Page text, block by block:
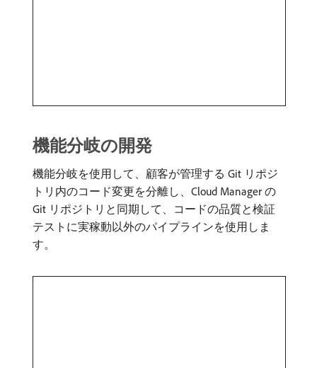
機能分岐の開発
機能分岐を使用して、顧客が管理する Git リポジ
トリ内のコード変更を分離し、Cloud Manager の
Git リポジトリと同期して、コードの品質と検証
テストに実稼動以外のパイプラインを使用しま
す。